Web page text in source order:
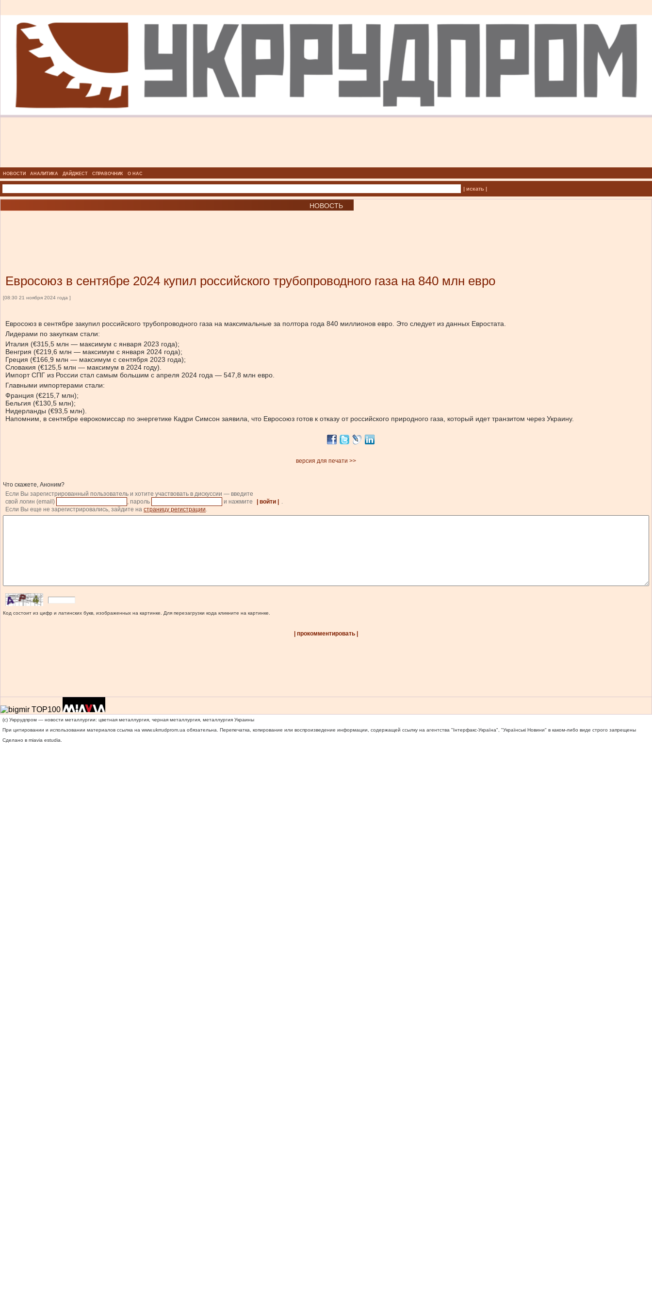
НОВОСТИ АНАЛИТИКА ДАЙДЖЕСТ СПРАВОЧНИК О НАС
| искать |
НОВОСТЬ
Евросоюз в сентябре 2024 купил российского трубопроводного газа на 840 млн евро
[08:30 21 ноября 2024 года ]
Евросоюз в сентябре закупил российского трубопроводного газа на максимальные за полтора года 840 миллионов евро. Это следует из данных Евростата.
Лидерами по закупкам стали:
Италия (€315,5 млн — максимум с января 2023 года);
Венгрия (€219,6 млн — максимум с января 2024 года);
Греция (€166,9 млн — максимум с сентября 2023 года);
Словакия (€125,5 млн — максимум в 2024 году).
Импорт СПГ из России стал самым большим с апреля 2024 года — 547,8 млн евро.
Главными импортерами стали:
Франция (€215,7 млн);
Бельгия (€130,5 млн);
Нидерланды (€93,5 млн).
Напомним, в сентябре еврокомиссар по энергетике Кадри Симсон заявила, что Евросоюз готов к отказу от российского природного газа, который идет транзитом через Украину.
версия для печати >>
Что скажете, Аноним?
Если Вы зарегистрированный пользователь и хотите участвовать в дискуссии — введите
свой логин (email)
, пароль и нажмите | войти |
.
Если Вы еще не зарегистрировались, зайдите на страницу регистрации.
Код состоит из цифр и латинских букв, изображенных на картинке. Для перезагрузки кода кликните на картинке.
| прокомментировать |
(c) Укррудпром — новости металлургии: цветная металлургия, черная металлургия, металлургия Украины
При цитировании и использовании материалов ссылка на www.ukrrudprom.ua обязательна. Перепечатка, копирование или воспроизведение информации, содержащей ссылку на агентства "Iнтерфакс-Україна", "Українськi Новини" в каком-либо виде строго запрещены
Сделано в miavia estudia.